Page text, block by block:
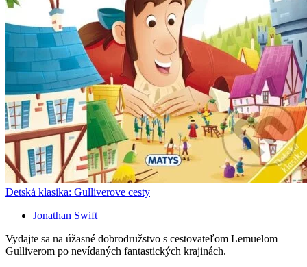
Detská klasika: Gulliverove cesty
Jonathan Swift
Vydajte sa na úžasné dobrodružstvo s cestovateľom Lemuelom
Gulliverom po nevídaných fantastických krajinách.